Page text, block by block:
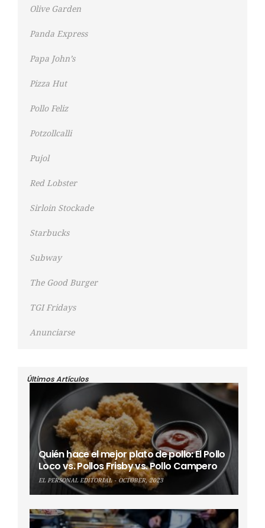
Olive Garden
Panda Express
Papa John’s
Pizza Hut
Pollo Feliz
Potzollcalli
Pujol
Red Lobster
Sirloin Stockade
Starbucks
Subway
The Good Burger
TGI Fridays
Anunciarse
Últimos Artículos
Quién hace el mejor plato de pollo: El Pollo
Loco vs. Pollos Frisby vs. Pollo Campero
EL PERSONAL EDITORIAL OCTOBER, 2023